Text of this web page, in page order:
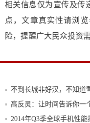
相关信息仅为宣传及传
点，文章真实性请浏
险，提醒广大民众投资需
不到长城非好汉，不知道
高反灵：让时间告诉你一
2014年Q3季全球手机性能